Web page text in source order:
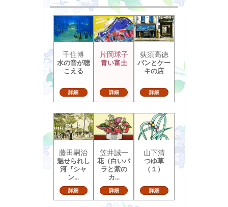
千住博
水の音が聴
こえる
詳細
片岡球子
青い富士
詳細
荻須高徳
パンとケー
キの店
詳細
藤田嗣治
魅せられし
河『シャ
ン...
詳細
笠井誠一
花（白いバ
ラと紫の
カ...
詳細
山下清
つゆ草
（１）
詳細